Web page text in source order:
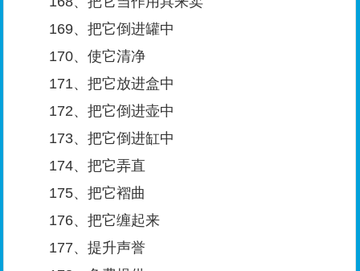
169、把它倒进罐中
170、使它清净
171、把它放进盒中
172、把它倒进壶中
173、把它倒进缸中
174、把它弄直
175、把它褶曲
176、把它缠起来
177、提升声誉